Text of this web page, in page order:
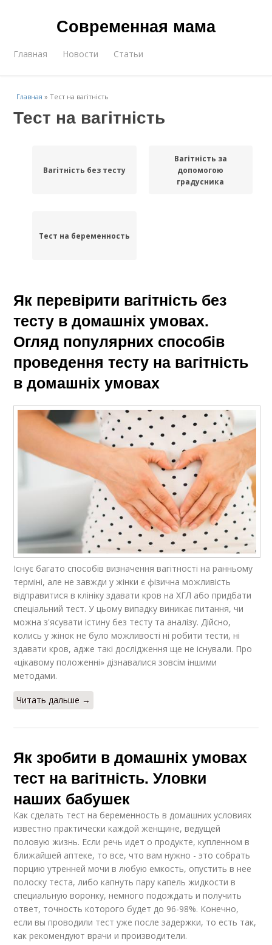
Современная мама
Главная Новости Статьи
Главная »Тест на вагітність
Тест на вагітність
Вагітність без тесту
Вагітність за
допомогою
градусника
Тест на беременность
Як перевірити вагітність без
тесту в домашніх умовах.
Огляд популярних способів
проведення тесту на вагітність
в домашніх умовах
Існує багато способів визначення вагітності на ранньому
терміні, але не завжди у жінки є фізична можливість
відправитися в клініку здавати кров на ХГЛ або придбати
спеціальний тест. У цьому випадку виникає питання, чи
можна з'ясувати істину без тесту та аналізу. Дійсно,
колись у жінок не було можливості ні робити тести, ні
здавати кров, адже такі дослідження ще не існували. Про
«цікавому положенні» дізнавалися зовсім іншими
методами.
Читать дальше →
Як зробити в домашніх умовах
тест на вагітність. Уловки
наших бабушек
Как сделать тест на беременность в домашних условиях
известно практически каждой женщине, ведущей
половую жизнь. Если речь идет о продукте, купленном в
ближайшей аптеке, то все, что вам нужно - это собрать
порцию утренней мочи в любую емкость, опустить в нее
полоску теста, либо капнуть пару капель жидкости в
специальную воронку, немного подождать и получить
ответ, точность которого будет до 96-98%. Конечно,
если вы проводили тест уже после задержки, то есть так,
как рекомендуют врачи и производители.